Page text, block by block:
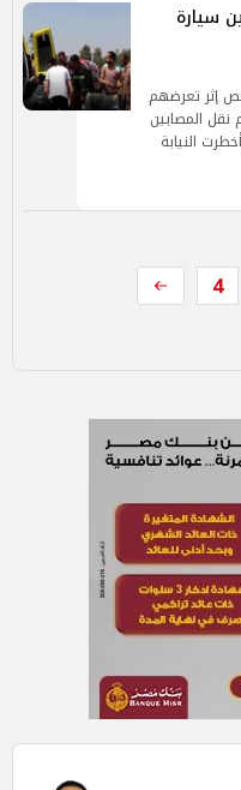
سيارة
واقعة مأساوية أصيب 11 شخص إثر تعرضهم
المصابين
النيابة
4